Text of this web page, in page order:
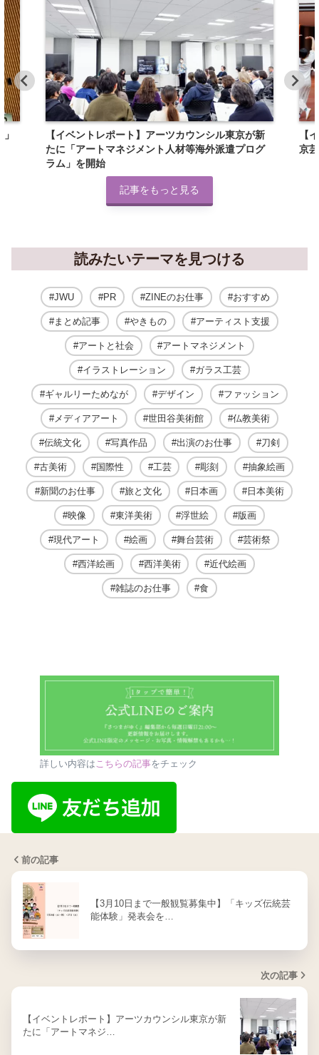
【イベントレポート】アーツカウンシル東京が新
たに「アートマネジメント人材等海外派遣プログ
ラム」を開始
【
京
記事をもっと見る
読みたいテーマを見つける
JWU PR ZINEのお仕事 おすすめ
まとめ記事 やきもの アーティスト支援
アートと社会 アートマネジメント
イラストレーション ガラス工芸
ギャルリーためなが デザイン ファッション
メディアアート 世田谷美術館 仏教美術
伝統文化 写真作品 出演のお仕事 刀剣
古美術 国際性 工芸 彫刻 抽象絵画
新聞のお仕事 旅と文化 日本画 日本美術
映像 東洋美術 浮世絵 版画
現代アート 絵画 舞台芸術 芸術祭
西洋絵画 西洋美術 近代絵画
雑誌のお仕事 食
詳しい内容は こちらの記事をチェック
前の記事
【3月10日まで一般観覧募集中】「キッズ伝統芸
能体験」発表会を…
次の記事
【イベントレポート】アーツカウンシル東京が新
たに「アートマネジ…